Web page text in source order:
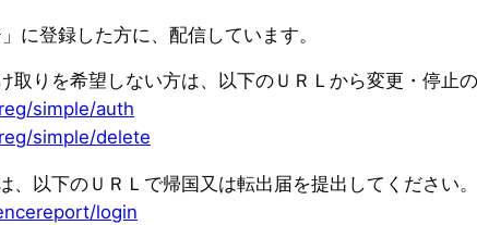
に登録した方に、配信しています。
りを希望しない方は、以下のＵＲＬから変更・停止
simple/auth
simple/delete
以下のＵＲＬで帰国又は転出届を提出してください。
login